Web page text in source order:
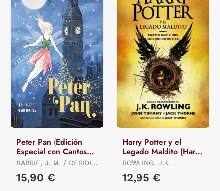
Peter Pan (Edición
Especial con Cantos
Tintados)
BARRIE, J. M. / DESIDIA,
15,90 €
Harry Potter y el
Legado Maldito (Harry
Potter 8)
ROWLING, J.K.
12,95 €